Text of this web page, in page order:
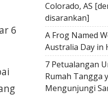
6
Colorado, AS
disarankan]
A Frog Named
Australia Day in
7 Petualangan
Rumah Tangga
Mengunjungi